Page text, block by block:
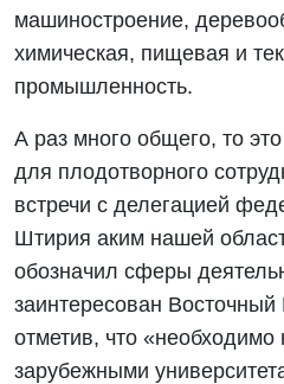
машиностроение,
химическая, пищевая и
промышленность.
А раз много общего, то
для плодотворного
встречи с делегацией
Штирия аким нашей
обозначил сферы
заинтересован Восточный
отметив, что «необходимо
зарубежными